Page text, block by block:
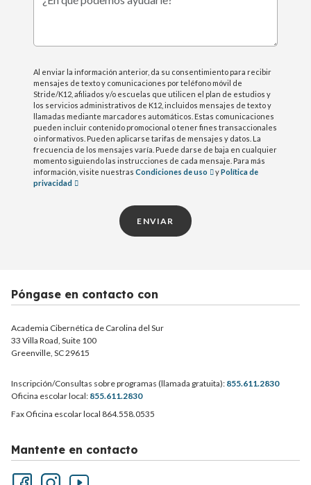
¿En qué podemos ayudarle?
Al enviar la información anterior, da su consentimiento para recibir
mensajes de texto y comunicaciones por teléfono móvil de
Stride/K12, afiliados y/o escuelas que utilicen el plan de estudios y
los servicios administrativos de K12, incluidos mensajes de texto y
llamadas mediante marcadores automáticos. Estas comunicaciones
pueden incluir contenido promocional o tener fines transaccionales
o informativos. Pueden aplicarse tarifas de mensajes y datos. La
frecuencia de los mensajes varía. Puede darse de baja en cualquier
momento siguiendo las instrucciones de cada mensaje. Para más
información, visite nuestras Condiciones de uso yPolítica de
privacidad
ENVIAR
Póngase en contacto con
Academia Cibernética de Carolina del Sur
33 Villa Road, Suite 100
Greenville, SC 29615
Inscripción/Consultas sobre programas (llamada gratuita): 855.611.2830
Oficina escolar local: 855.611.2830
Fax Oficina escolar local 864.558.0535
Mantente en contacto